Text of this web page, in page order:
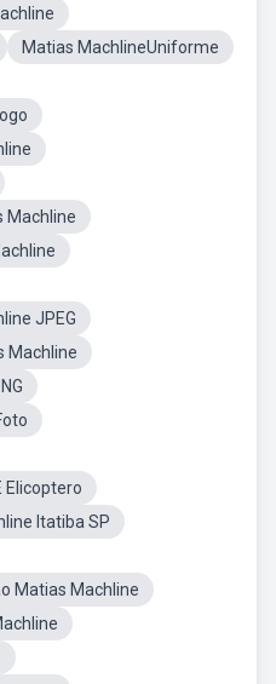
Matias MachlineUniforme
Machline
JPEG
Machline
Elicoptero
Itatiba SP
Matias Machline